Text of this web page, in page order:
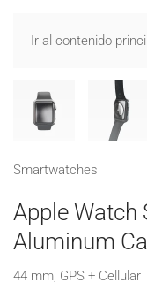
Ir al contenido
Smart­watches
Apple Watch
Aluminum
44 mm, GPS + Cellular